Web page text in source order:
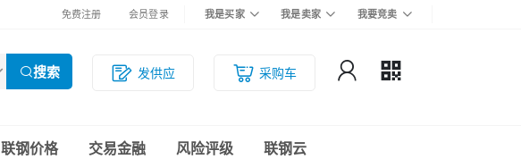
免费注册 会员登录 我是买家 我是卖家 我要竞卖
搜索 发供应 采购车
联钢价格 交易金融 风险评级 联钢云